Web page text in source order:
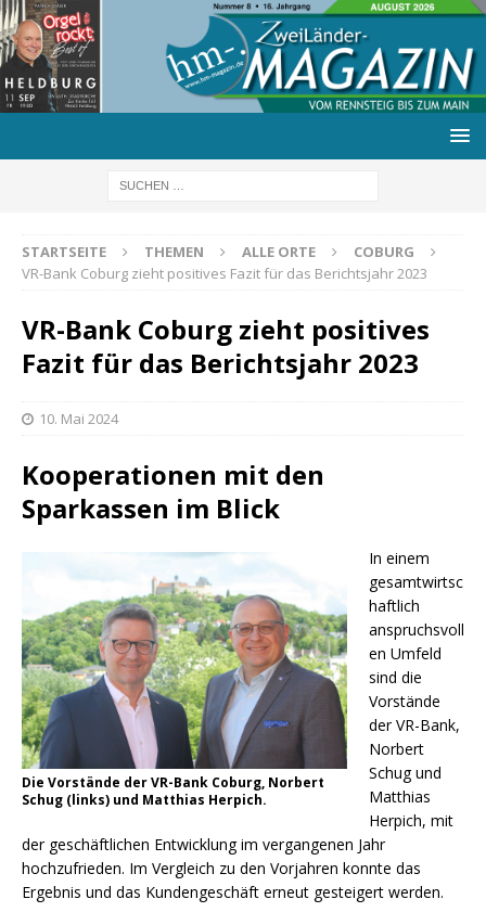
STARTSEITE THEMEN ALLE ORTE
COBURG
VR-Bank Coburg zieht positives Fazit für das Berichtsjahr 2023
VR-Bank Coburg zieht positives
Fazit für das Berichtsjahr 2023
10. Mai 2024
Kooperationen mit den
Sparkassen im Blick
Die Vorstände der VR-Bank Coburg, Norbert
Schug (links) und Matthias Herpich.
In einem
gesamtwirtsc
haftlich
anspruchsvoll
en Umfeld
sind die
Vorstände
der VR-Bank,
Norbert
Schug und
Matthias
Herpich, mit
der geschäftlichen Entwicklung im vergangenen Jahr
hochzufrieden. Im Vergleich zu den Vorjahren konnte das
Ergebnis und das Kundengeschäft erneut gesteigert werden.